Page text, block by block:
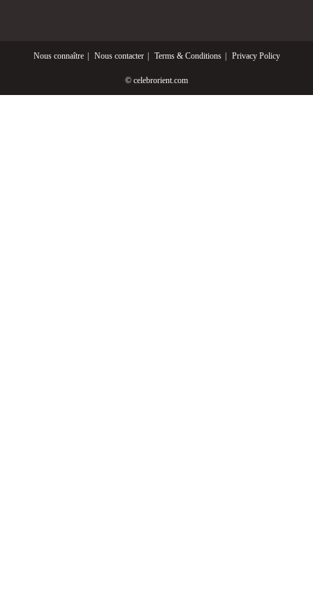
Nous connaître Nous contacter Terms & Conditions Privacy Policy
© celebrorient.com